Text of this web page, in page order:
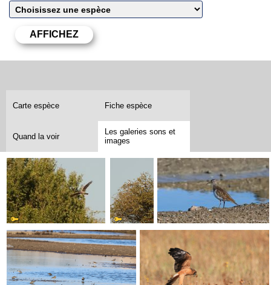
Carte espèce Fiche espèce
Quand la voir
Les galeries sons et
images